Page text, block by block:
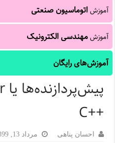
آموزشاتوماسیون صنعتی
آموزشمهندسی الکترونیک
آموزش‌های رایگان
++C
احسان پناهی مرداد 13, 1399